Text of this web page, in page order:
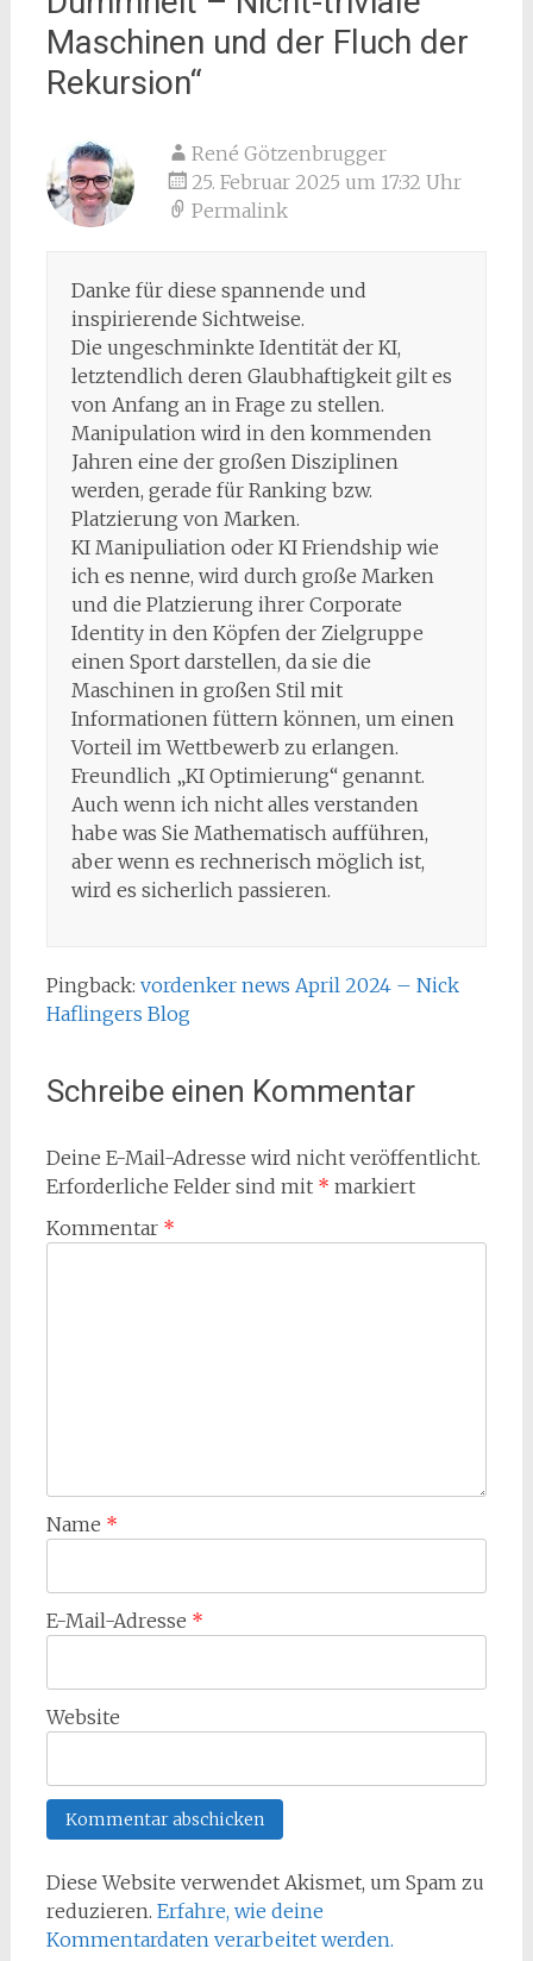
Maschinen und der Fluch der
Rekursion“
René Götzenbrugger
25. Februar 2025 um 17:32 Uhr
Permalink
Danke für diese spannende und
inspirierende Sichtweise.
Die ungeschminkte Identität der KI,
letztendlich deren Glaubhaftigkeit gilt es
von Anfang an in Frage zu stellen.
Manipulation wird in den kommenden
Jahren eine der großen Disziplinen
werden, gerade für Ranking bzw.
Platzierung von Marken.
KI Manipuliation oder KI Friendship wie
ich es nenne, wird durch große Marken
und die Platzierung ihrer Corporate
Identity in den Köpfen der Zielgruppe
einen Sport darstellen, da sie die
Maschinen in großen Stil mit
Informationen füttern können, um einen
Vorteil im Wettbewerb zu erlangen.
Freundlich „KI Optimierung“ genannt.
Auch wenn ich nicht alles verstanden
habe was Sie Mathematisch aufführen,
aber wenn es rechnerisch möglich ist,
wird es sicherlich passieren.
Pingback: vordenker news April 2024 – Nick
Haflingers Blog
Schreibe einen Kommentar
Deine E-Mail-Adresse wird nicht veröffentlicht.
Erforderliche Felder sind mit * markiert
Kommentar *
Name *
E-Mail-Adresse *
Website
Diese Website verwendet Akismet, um Spam zu
reduzieren. Erfahre, wie deine
Kommentardaten verarbeitet werden.